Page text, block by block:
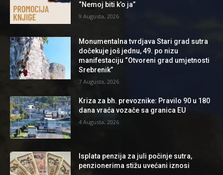
“Nemoj biti k’o ja”
9 Augusta, 2026
Monumentalna tvrdjava Stari grad sutra
dočekuje još jednu, 49. po nizu
manifestaciju “Otvoreni grad umjetnosti
Srebrenik”
7 Augusta, 2026
Kriza za bh. prevoznike: Pravilo 90 u 180
dana vraća vozače sa granica EU
4 Augusta, 2026
Isplata penzija za juli počinje sutra,
penzionerima stižu uvećani iznosi